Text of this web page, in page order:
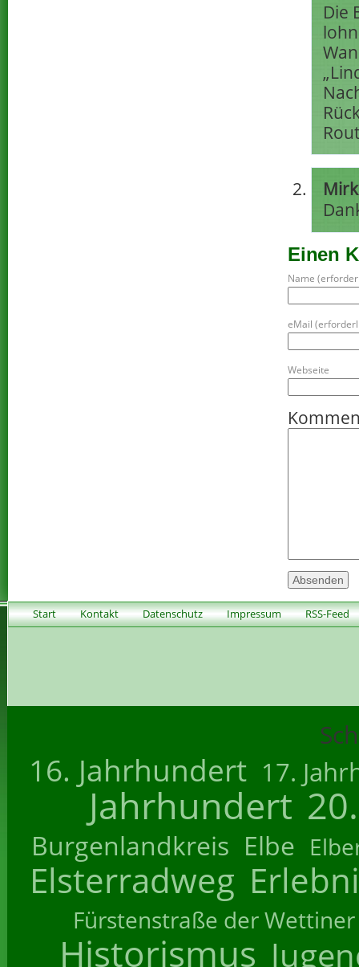
Die
Einen
Name
eMail
Webseite
Start Kontakt Datenschutz Impressum RSS-Feed
16. Jahrhundert 17.
Jahrhundert
Burgenlandkreis Elbe
Elsterradweg
Fürstenstraße der Wettiner
Historismus